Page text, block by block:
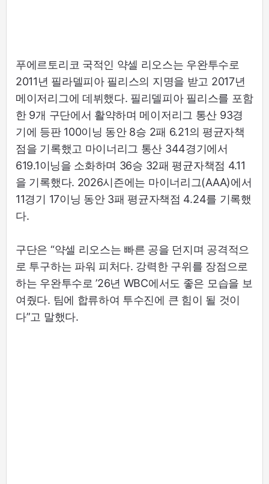
푸에르토리코 국적인 약셀 리오스는 우완투수로
2011년 필라델피아 필리스의 지명을 받고 2017년
메이저리그에 데뷔했다. 필리델피아 필리스를 포함
한 9개 구단에서 활약하며 메이저리그 통산 93경
기에 등판 100이닝 동안 8승 2패 6.21의 평균자책
점을 기록했고 마이너리그 통산 344경기에서
619.1이닝을 소화하며 36승 32패 평균자책점 4.11
을 기록했다. 2026시즌에는 마이너리그(AAA)에서
11경기 17이닝 동안 3패 평균자책점 4.24를 기록했
다.
구단은 “약셀 리오스는 빠른 공을 던지며 공격적으
로 투구하는 파워 피처다. 강력한 구위를 장점으로
하는 우완투수로 ’26년 WBC에서도 좋은 모습을 보
여줬다. 팀에 합류하여 투수진에 큰 힘이 될 것이
다”고 말했다.